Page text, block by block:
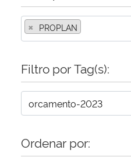
Controladoria-Geral da União
Secretaria-Geral
Gabinete de Segurança Institucional
× PROPLAN
Filtro por Tag(s):
Ordenar por: